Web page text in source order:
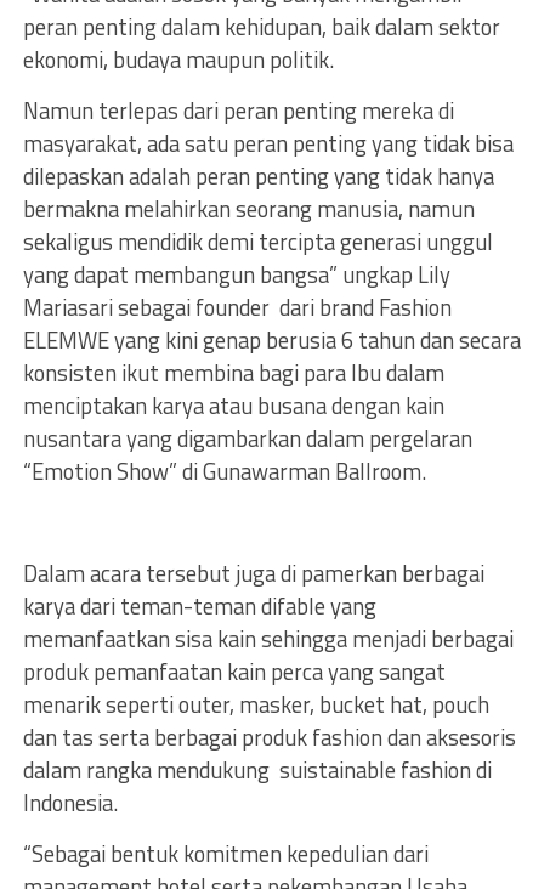
peran penting dalam kehidupan, baik dalam sektor
ekonomi, budaya maupun politik.
Namun terlepas dari peran penting mereka di
masyarakat, ada satu peran penting yang tidak bisa
dilepaskan adalah peran penting yang tidak hanya
bermakna melahirkan seorang manusia, namun
sekaligus mendidik demi tercipta generasi unggul
yang dapat membangun bangsa” ungkap Lily
Mariasari sebagai founder dari brand Fashion
ELEMWE yang kini genap berusia 6 tahun dan secara
konsisten ikut membina bagi para Ibu dalam
menciptakan karya atau busana dengan kain
nusantara yang digambarkan dalam pergelaran
“Emotion Show” di Gunawarman Ballroom.
Dalam acara tersebut juga di pamerkan berbagai
karya dari teman-teman difable yang
memanfaatkan sisa kain sehingga menjadi berbagai
produk pemanfaatan kain perca yang sangat
menarik seperti outer, masker, bucket hat, pouch
dan tas serta berbagai produk fashion dan aksesoris
dalam rangka mendukung suistainable fashion di
Indonesia.
“Sebagai bentuk komitmen kepedulian dari